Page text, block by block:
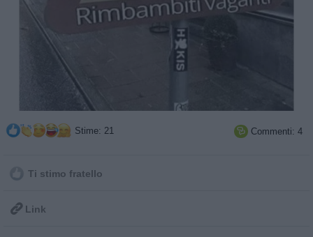
Stime: 21  Commenti: 4
Ti stimo fratello
 Link